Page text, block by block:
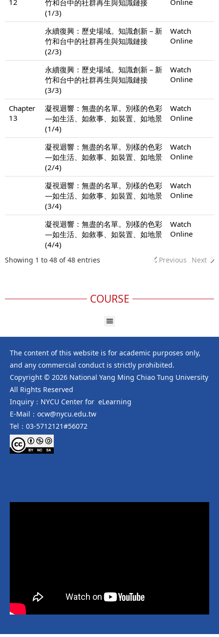
竹和台中的社群再生與知識鏈接
(1/3)
永續復興：歷史場域。知識創新－新
竹和台中的社群再生與知識鏈接
(2/3)
Watch
Online
永續復興：歷史場域。知識創新－新
竹和台中的社群再生與知識鏈接
(3/3)
Watch
Online
Chapter
13
凝視迴響：無盡的名單。別樣的色彩
—如生活、如敘事、如裝置、如地景
(1/4)
Watch
Online
凝視迴響：無盡的名單。別樣的色彩
—如生活、如敘事、如裝置、如地景
(2/4)
Watch
Online
凝視迴響：無盡的名單。別樣的色彩
—如生活、如敘事、如裝置、如地景
(3/4)
Watch
Online
凝視迴響：無盡的名單。別樣的色彩
—如生活、如敘事、如裝置、如地景
(4/4)
Watch
Online
Showing 1 to 48 of 48 entries Previous Next
COURSE
The content of this website is for academic purposes only,
and any commercial conduct is strictly prohibited.
Copyright © 2026 National Yang Ming Chiao Tung University
All Rights Reserved
Inquiry：NYCU Center for eLearning
E-Mail：ocw@nycu.edu.tw
Tel：03-5712121#56072